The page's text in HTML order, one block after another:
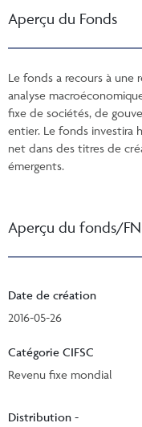
Aperçu du Fonds
Le fonds a recours à une
analyse
fixe de sociétés, de
entier. Le fonds investira
net dans des titres de
émergents.
Aperçu du fonds/
Date de création
2016-05-26
Catégorie CIFSC
Revenu fixe mondial
Distribution -